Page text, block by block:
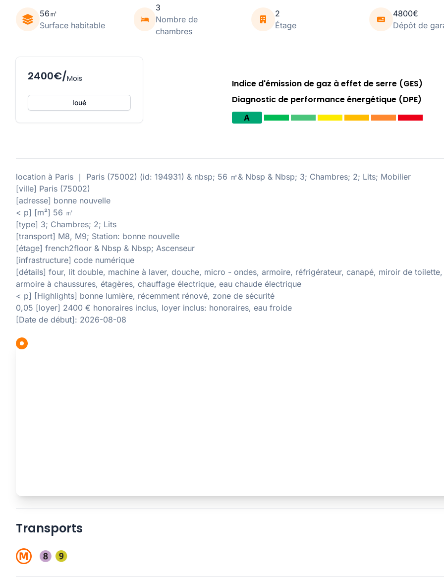
56㎡
Surface habitable
3
Nombre de
chambres
2
Étage
4800€
Dépôt de
2400€/Mois
loué
Indice d'émission de gaz à effet de serre (GES)
Diagnostic de performance énergétique (DPE)
A
location à Paris ｜ Paris (75002) (id: 194931) & nbsp; 56 ㎡& Nbsp & Nbsp; 3; Chambres; 2; Lits; Mobilier
[ville] Paris (75002)
[adresse] bonne nouvelle
< p] [m²] 56 ㎡
[type] 3; Chambres; 2; Lits
[transport] M8, M9; Station: bonne nouvelle
[étage] french2floor & Nbsp & Nbsp; Ascenseur
[infrastructure] code numérique
[détails] four, lit double, machine à laver, douche, micro - ondes, armoire, réfrigérateur, canapé, miroir de toilette,
armoire à chaussures, étagères, chauffage électrique, eau chaude électrique
< p] [Highlights] bonne lumière, récemment rénové, zone de sécurité
0,05 [loyer] 2400 € honoraires inclus, loyer inclus: honoraires, eau froide
[Date de début]: 2026-08-08
Transports